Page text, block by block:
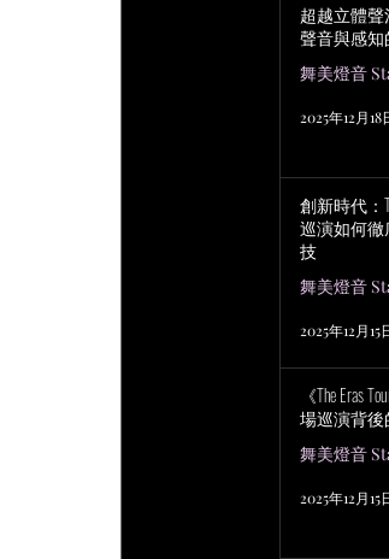
超越立體
聲音與感
舞美燈音
2025年12月18
創新時代：
巡演如何
技
舞美燈音
2025年12月15
《The Eras
場巡演背
舞美燈音
2025年12月15